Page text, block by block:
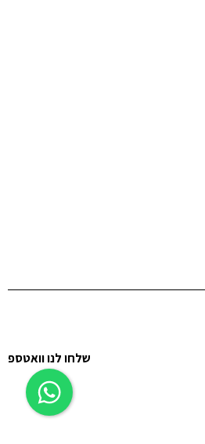
שלחו לנו וואטספ